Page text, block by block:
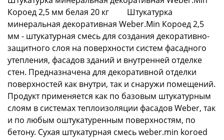
Короед 2,5 мм белая 20 кг Штукатурка
минеральная декоративная Weber.Min Короед 2,5
мм - штукатурная смесь для создания декоративно-
защитного слоя на поверхности систем фасадного
утепления, фасадов зданий и внутренней отделке
стен. Предназначена для декоративной отделки
поверхностей как внутри, так и снаружи помещений.
Продукт применяется как по базовым штукатурным
слоям в системах теплоизоляции фасадов Weber, так
и по любым оштукатуренным поверхностям, по
бетону. Сухая штукатурная смесь weber.min koroed